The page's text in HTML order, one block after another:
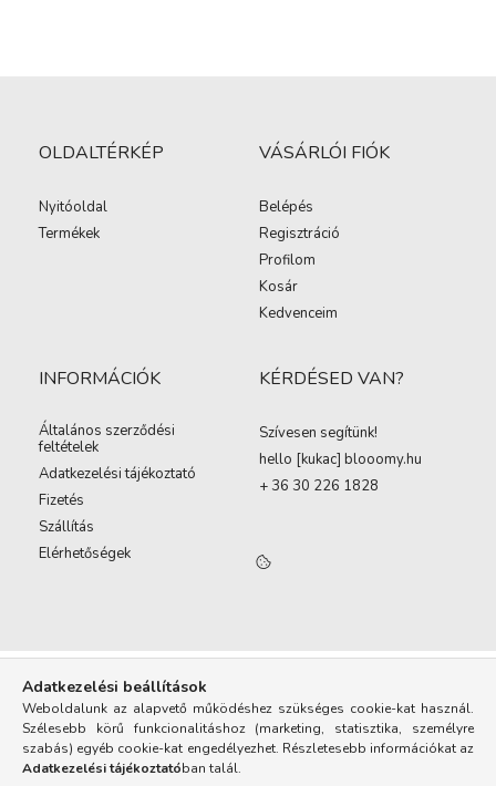
OLDALTÉRKÉP
Nyitóoldal
Termékek
VÁSÁRLÓI FIÓK
Belépés
Regisztráció
Profilom
Kosár
Kedvenceim
INFORMÁCIÓK
Általános szerződési
feltételek
Adatkezelési tájékoztató
Fizetés
Szállítás
Elérhetőségek
KÉRDÉSED VAN?
Szívesen segítünk!
hello [kukac] blooomy.hu
+ 36 30 226 1828
Adatkezelési beállítások
Weboldalunk az alapvető működéshez szükséges cookie-kat használ.
Szélesebb körű funkcionalitáshoz (marketing, statisztika, személyre
szabás) egyéb cookie-kat engedélyezhet. Részletesebb információkat az
Adatkezelési tájékoztatóban talál.